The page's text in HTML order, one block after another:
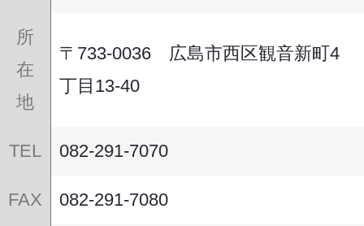
所
在
地
〒733-0036 広島市西区観音新町4
丁目13-40
TEL 082-291-7070
FAX 082-291-7080